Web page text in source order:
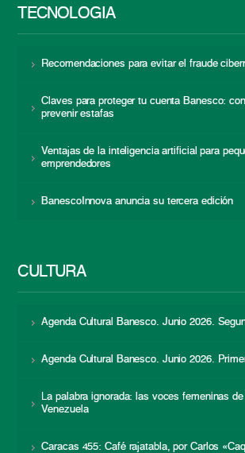
TECNOLOGÍA
Recomendaciones para evitar el fraude
Claves para proteger tu cuenta Banesco:
prevenir estafas
Ventajas de la inteligencia artificial para
emprendedores
BanescoInnova anuncia su tercera edición
CULTURA
Agenda Cultural Banesco. Junio 2026.
Agenda Cultural Banesco. Junio 2026.
La palabra ignorada: las voces femeninas
Venezuela
Caracas 455: Café rajatabla, por Carlos